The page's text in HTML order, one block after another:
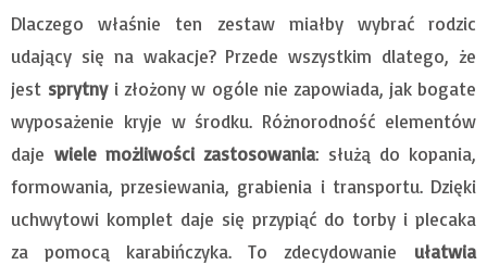
Dlaczego właśnie ten zestaw miałby wybrać rodzic
udający się na wakacje? Przede wszystkim dlatego, że
jest sprytnyi złożony w ogóle nie zapowiada, jak bogate
wyposażenie kryje w środku. Różnorodność elementów
daje wiele możliwości zastosowania: służą do kopania,
formowania, przesiewania, grabienia i transportu. Dzięki
uchwytowi komplet daje się przypiąć do torby i plecaka
za pomocą karabińczyka. To zdecydowanie ułatwia